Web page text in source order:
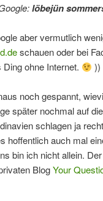
löbejün
aber vermutlich
schauen oder bei
ohne Internet.
))
noch gespannt,
später nochmal auf
schlagen ja
hoffentlich auch mal
bin ich nicht allein.
BlogYour